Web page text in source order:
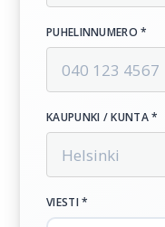
PUHELINNUMERO *
KAUPUNKI / KUNTA *
VIESTI *